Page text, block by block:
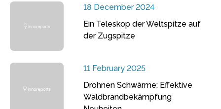
18 December 2024
Ein Teleskop der Weltspitze auf
der Zugspitze
11 February 2025
Drohnen Schwärme: Effektive
Waldbrandbekämpfung